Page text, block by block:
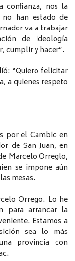
confianza, nos la
han estado de
va a trabajar
de ideología
cumplir y hacer”.
“Quiero felicitar
a quienes respeto
por el Cambio en
de San Juan, en
Marcelo Orreglo,
se impone aún
mesas.
Orrego. Lo he
para arrancar la
Estamos a
sea lo más
provincia con